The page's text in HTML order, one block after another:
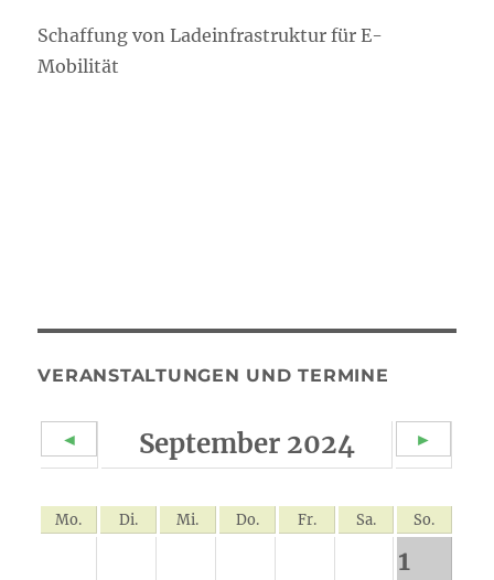
Schaffung von Ladeinfrastruktur für E-
Mobilität
VERANSTALTUNGEN UND TERMINE
◄ September 2024 ►
Mo. Di. Mi. Do. Fr. Sa. So.
1